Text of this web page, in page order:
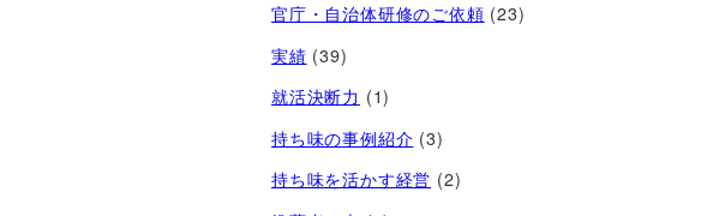
官庁・自治体研修のご依頼 (23)
実績 (39)
就活決断力 (1)
持ち味の事例紹介 (3)
持ち味を活かす経営​ (2)